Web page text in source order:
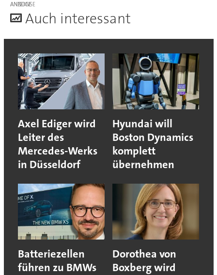
ANZEIGE
Auch interessant
Axel Ediger wird
Leiter des
Mercedes-Werks
in Düsseldorf
Hyundai will
Boston Dynamics
komplett
übernehmen
Batteriezellen
führen zu BMWs
Dorothea von
Boxberg wird